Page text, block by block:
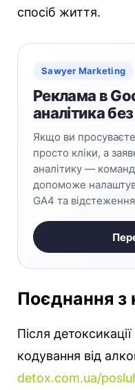
спосіб життя.
Sawyer Marketing
Реклама в
аналітика
Якщо ви
просто кліки, а
аналітику —
допоможе
GA4 та
Поєднання з
Після
кодування від
detox.com.ua/